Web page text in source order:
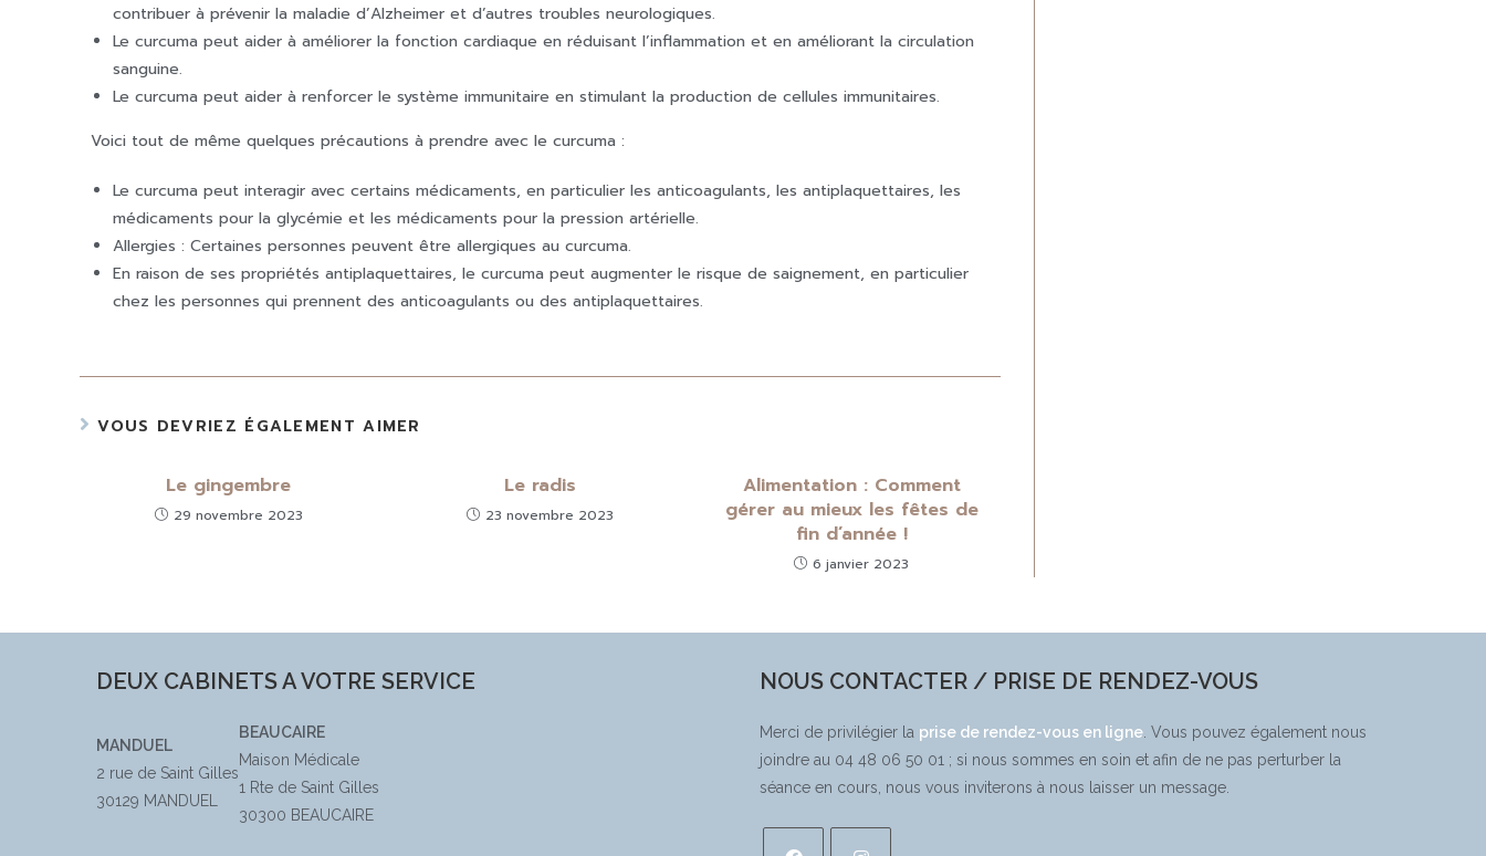
contribuer à prévenir la maladie d’Alzheimer et d’autres troubles neurologiques.
Le curcuma peut aider à améliorer la fonction cardiaque en réduisant l’inflammation et en améliorant la circulation
sanguine.
Le curcuma peut aider à renforcer le système immunitaire en stimulant la production de cellules immunitaires.
Voici tout de même quelques précautions à prendre avec le curcuma :
Le curcuma peut interagir avec certains médicaments, en particulier les anticoagulants, les antiplaquettaires, les
médicaments pour la glycémie et les médicaments pour la pression artérielle.
Allergies : Certaines personnes peuvent être allergiques au curcuma.
En raison de ses propriétés antiplaquettaires, le curcuma peut augmenter le risque de saignement, en particulier
chez les personnes qui prennent des anticoagulants ou des antiplaquettaires.
VOUS DEVRIEZ ÉGALEMENT AIMER
Le gingembre
29 novembre 2023
Le radis
23 novembre 2023
Alimentation : Comment
gérer au mieux les fêtes de
fin d’année !
6 janvier 2023
DEUX CABINETS A VOTRE SERVICE
MANDUEL
2 rue de Saint Gilles
30129 MANDUEL
BEAUCAIRE
Maison Médicale
1 Rte de Saint Gilles
30300 BEAUCAIRE
NOUS CONTACTER / PRISE DE RENDEZ-VOUS
Merci de privilégier la prise de rendez-vous en ligne . Vous pouvez également nous
joindre au 04 48 06 50 01 ; si nous sommes en soin et afin de ne pas perturber la
séance en cours, nous vous inviterons à nous laisser un message.